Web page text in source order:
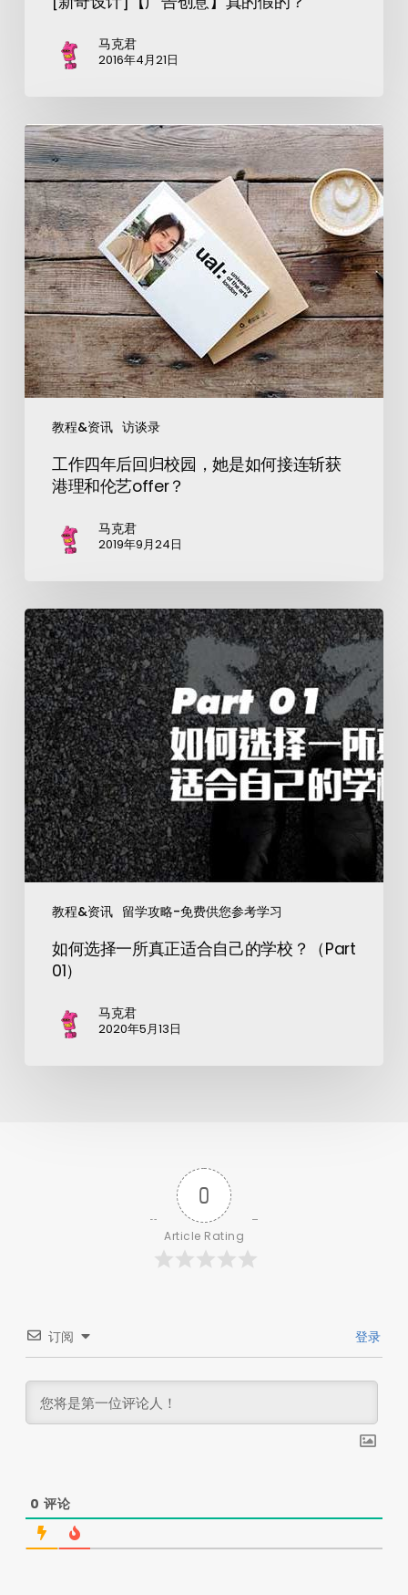
马克君
2016年4月21日
教程&资讯 访谈录
工作四年后回归校园，她是如何接连斩获
港理和伦艺offer？
马克君
2019年9月24日
教程&资讯 留学攻略-免费供您参考学习
如何选择一所真正适合自己的学校？（Part
01）
马克君
2020年5月13日
0
Article Rating
订阅 登录
0 评论